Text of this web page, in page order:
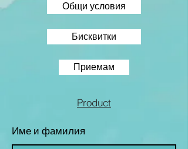
Общи условия
Бисквитки
Приемам
Product
Име и фамилия